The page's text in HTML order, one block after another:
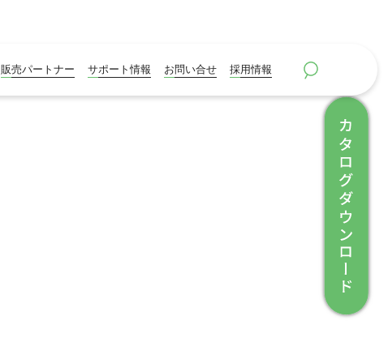
販売パートナー サポート情報 お問い合せ 採用情報